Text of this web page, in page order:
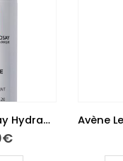
La Roche-Posay Hydraphase Intense UV Ligeiro 50 ml
€